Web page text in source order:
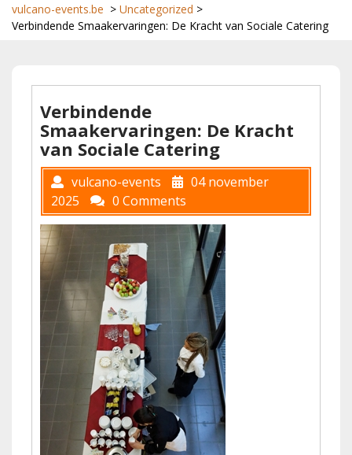
vulcano-events.be > Uncategorized >
Verbindende Smaakervaringen: De Kracht van Sociale Catering
Verbindende
Smaakervaringen: De Kracht
van Sociale Catering
vulcano-events
04 november
2025
0 Comments